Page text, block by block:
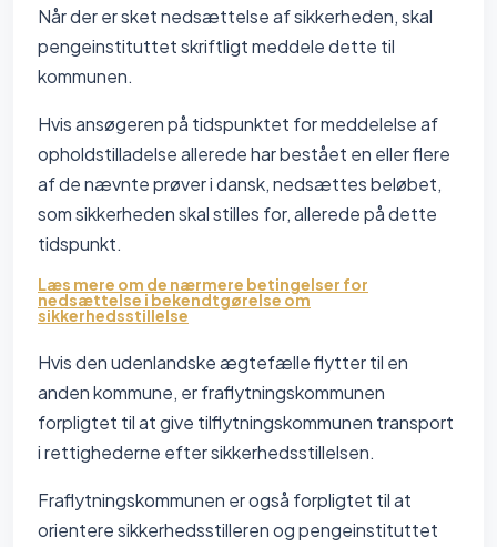
Når der er sket nedsættelse af sikkerheden, skal
pengeinstituttet skriftligt meddele dette til
kommunen.
Hvis ansøgeren på tidspunktet for meddelelse af
opholdstilladelse allerede har bestået en eller flere
af de nævnte prøver i dansk, nedsættes beløbet,
som sikkerheden skal stilles for, allerede på dette
tidspunkt.
Læs mere om de nærmere betingelser for
nedsættelse i bekendtgørelse om
sikkerhedsstillelse
Hvis den udenlandske ægtefælle flytter til en
anden kommune, er fraflytningskommunen
forpligtet til at give tilflytningskommunen transport
i rettighederne efter sikkerhedsstillelsen.
Fraflytningskommunen er også forpligtet til at
orientere sikkerhedsstilleren og pengeinstituttet